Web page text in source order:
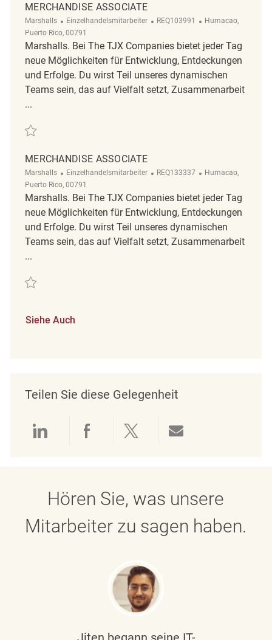
MERCHANDISE ASSOCIATE
Marshalls Kategorie
Einzelhandelsmitarbeiter ReqId
REQ103991 Ort
Humacao,
Puerto Rico, 00791
Marshalls. Bei The TJX Companies bietet jeder Tag
neue Möglichkeiten für Entwicklung, Entdeckungen
und Erfolge. Du wirst Teil unseres dynamischen
Teams sein, das auf Vielfalt setzt, Zusammenarbeit
...
Retten merchandise associate REQ103991
MERCHANDISE ASSOCIATE
Marshalls Kategorie
Einzelhandelsmitarbeiter ReqId
REQ133337 Ort
Humacao,
Puerto Rico, 00791
Marshalls. Bei The TJX Companies bietet jeder Tag
neue Möglichkeiten für Entwicklung, Entdeckungen
und Erfolge. Du wirst Teil unseres dynamischen
Teams sein, das auf Vielfalt setzt, Zusammenarbeit
...
Retten merchandise associate REQ133337
Siehe Auch
Teilen Sie diese Gelegenheit
Über LinkedIn teilen
Über Facebook teilen
Über Twitter teilen
Hören Sie, was unsere
Mitarbeiter zu sagen haben.